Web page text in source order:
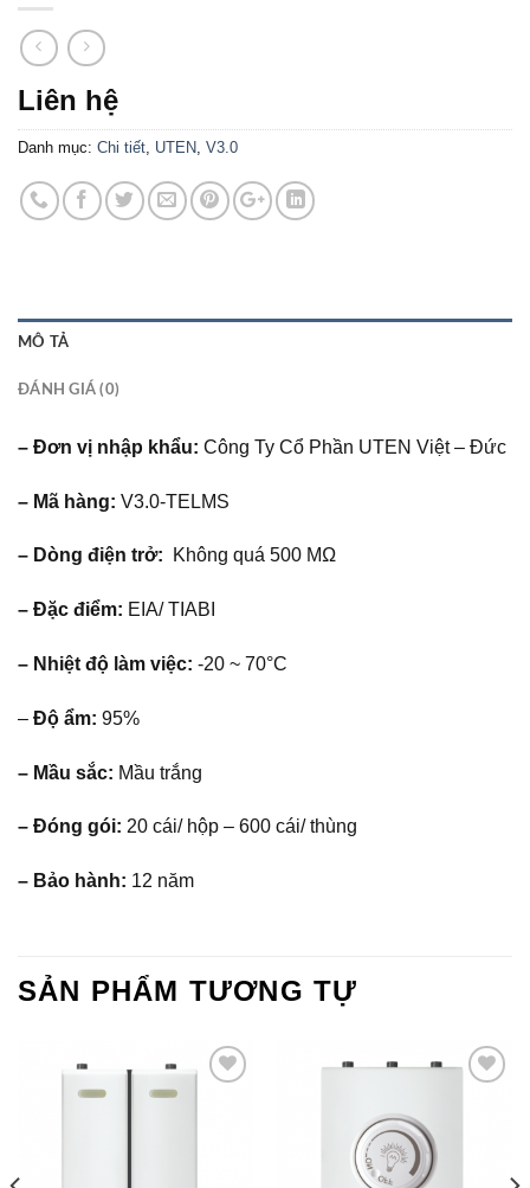
Liên hệ
Danh mục: Chi tiết UTEN V3.0
MÔ TẢ
ĐÁNH GIÁ (0)
– Đơn vị nhập khẩu: Công Ty Cổ Phần UTEN Việt – Đức
– Mã hàng: V3.0-TELMS
– Dòng điện trở: Không quá 500 MΩ
– Đặc điểm: EIA/ TIABI
– Nhiệt độ làm việc: -20 ~ 70°C
– Độ ẩm: 95%
– Mầu sắc: Mầu trắng
– Đóng gói: 20 cái/ hộp – 600 cái/ thùng
– Bảo hành: 12 năm
SẢN PHẨM TƯƠNG TỰ